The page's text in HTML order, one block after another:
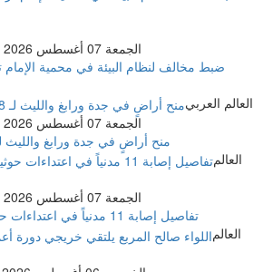
الجمعة 07 أغسطس 2026 03:12 صباحاً
ضبط مخالف لنظام البيئة في محمية الإمام
العالم العربي
الجمعة 07 أغسطس 2026 03:12 صباحاً
منح أراضٍ في جدة ورابغ والليث لـ 2418
العالم
الجمعة 07 أغسطس 2026 03:12 صباحاً
تفاصيل إصابة 11 مدنياً في اعتداءات حوثية على نجران
العالم